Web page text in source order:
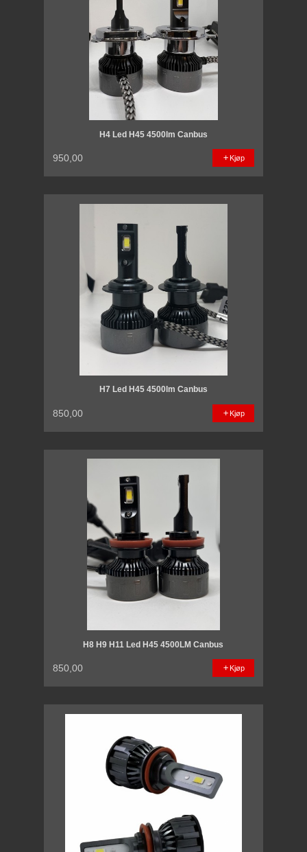
H4 Led H45 4500lm Canbus
950,00 Kjøp
H7 Led H45 4500lm Canbus
850,00 Kjøp
H8 H9 H11 Led H45 4500LM Canbus
850,00 Kjøp